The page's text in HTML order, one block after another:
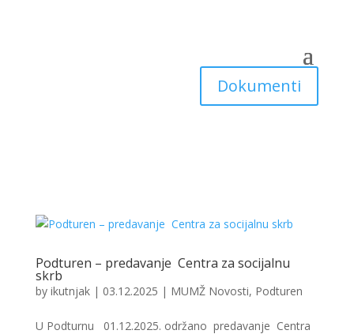
Dokumenti
Podturen – predavanje Centra za socijalnu
skrb
by ikutnjak| 03.12.2025 | MUMŽ Novosti, Podturen
U Podturnu 01.12.2025. održano predavanje Centra